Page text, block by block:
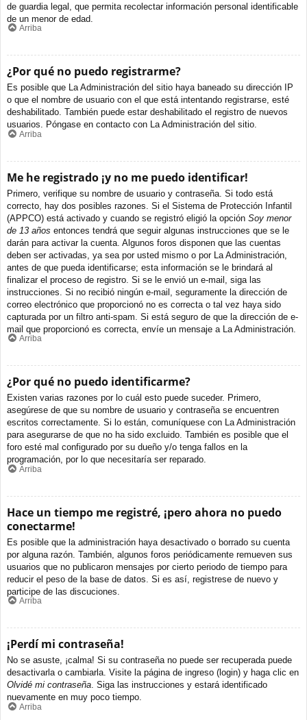
de guardia legal, que permita recolectar información personal identificable
de un menor de edad.
Arriba
¿Por qué no puedo registrarme?
Es posible que La Administración del sitio haya baneado su dirección IP
o que el nombre de usuario con el que está intentando registrarse, esté
deshabilitado. También puede estar deshabilitado el registro de nuevos
usuarios. Póngase en contacto con La Administración del sitio.
Arriba
Me he registrado ¡y no me puedo identificar!
Primero, verifique su nombre de usuario y contraseña. Si todo está
correcto, hay dos posibles razones. Si el Sistema de Protección Infantil
(APPCO) está activado y cuando se registró eligió la opción Soy menor
de 13 años entonces tendrá que seguir algunas instrucciones que se le
darán para activar la cuenta. Algunos foros disponen que las cuentas
deben ser activadas, ya sea por usted mismo o por La Administración,
antes de que pueda identificarse; esta información se le brindará al
finalizar el proceso de registro. Si se le envió un e-mail, siga las
instrucciones. Si no recibió ningún e-mail, seguramente la dirección de
correo electrónico que proporcionó no es correcta o tal vez haya sido
capturada por un filtro anti-spam. Si está seguro de que la dirección de e-
mail que proporcionó es correcta, envíe un mensaje a La Administración.
Arriba
¿Por qué no puedo identificarme?
Existen varias razones por lo cuál esto puede suceder. Primero,
asegúrese de que su nombre de usuario y contraseña se encuentren
escritos correctamente. Si lo están, comuníquese con La Administración
para asegurarse de que no ha sido excluido. También es posible que el
foro esté mal configurado por su dueño y/o tenga fallos en la
programación, por lo que necesitaría ser reparado.
Arriba
Hace un tiempo me registré, ¡pero ahora no puedo
conectarme!
Es posible que la administración haya desactivado o borrado su cuenta
por alguna razón. También, algunos foros periódicamente remueven sus
usuarios que no publicaron mensajes por cierto periodo de tiempo para
reducir el peso de la base de datos. Si es así, registrese de nuevo y
participe de las discuciones.
Arriba
¡Perdí mi contraseña!
No se asuste, ¡calma! Si su contraseña no puede ser recuperada puede
desactivarla o cambiarla. Visite la página de ingreso (login) y haga clic en
Olvidé mi contraseña. Siga las instrucciones y estará identificado
nuevamente en muy poco tiempo.
Arriba